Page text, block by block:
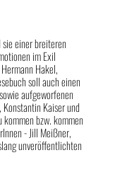
einer breiteren
im Exil
Hakel,
soll auch einen
aufgeworfenen
Kaiser und
bzw. kommen
- Jill Meißner,
unveröffentlichten